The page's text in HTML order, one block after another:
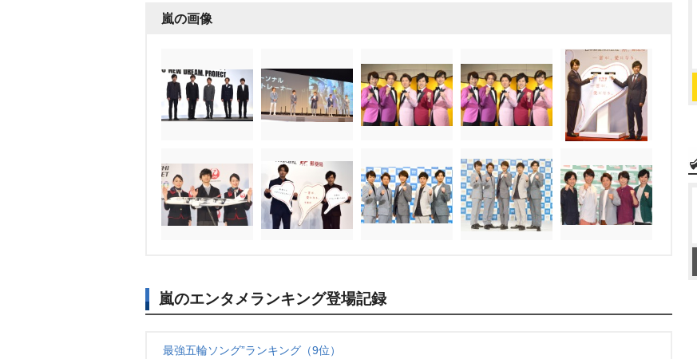
嵐の画像
嵐のエンタメランキング登場記録
最強五輪ソング”ランキング（9位）